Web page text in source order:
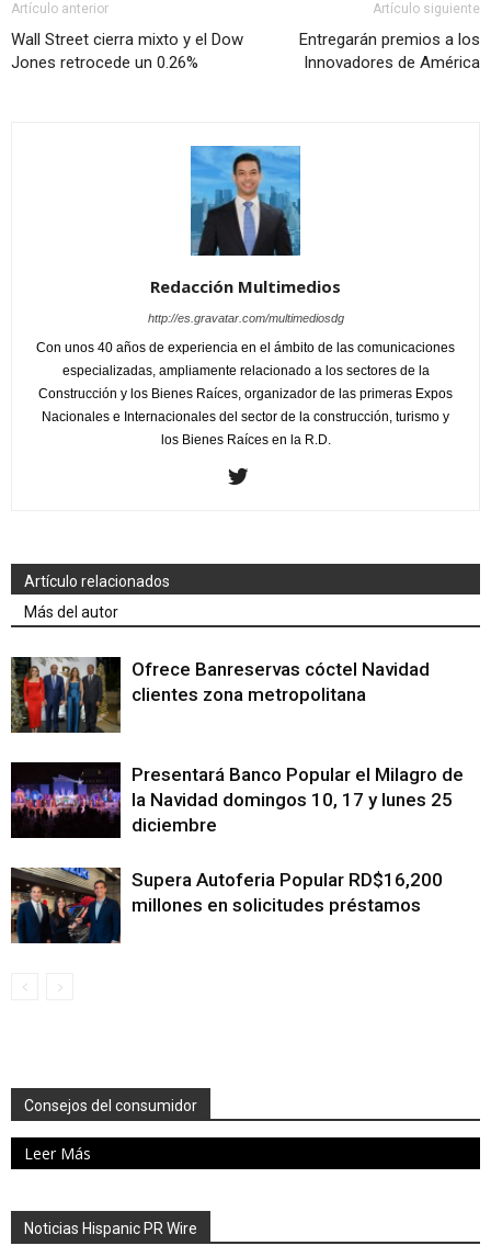
Artículo anterior
Wall Street cierra mixto y el Dow
Jones retrocede un 0.26%
Artículo siguiente
Entregarán premios a los
Innovadores de América
Redacción Multimedios
http://es.gravatar.com/multimediosdg
Con unos 40 años de experiencia en el ámbito de las comunicaciones
especializadas, ampliamente relacionado a los sectores de la
Construcción y los Bienes Raíces, organizador de las primeras Expos
Nacionales e Internacionales del sector de la construcción, turismo y
los Bienes Raíces en la R.D.
Artículo relacionados
Más del autor
Ofrece Banreservas cóctel Navidad
clientes zona metropolitana
Presentará Banco Popular el Milagro de
la Navidad domingos 10, 17 y lunes 25
diciembre
Supera Autoferia Popular RD$16,200
millones en solicitudes préstamos
Consejos del consumidor
Leer Más
Noticias Hispanic PR Wire